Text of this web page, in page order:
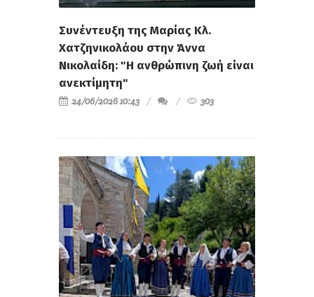
Συνέντευξη της Μαρίας Κλ.
Χατζηνικολάου στην Άννα
Νικολαίδη: "Η ανθρώπινη ζωή είναι
ανεκτίμητη"
24/06/2026 10:43 303